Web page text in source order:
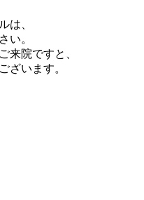
は、
い。
来院ですと、
ざいます。